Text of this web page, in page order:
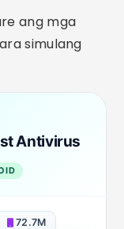
ang mga
simulang
Antivirus
72.7M